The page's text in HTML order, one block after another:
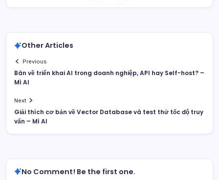
Other Articles
Previous
Bàn về triển khai AI trong doanh nghiệp, API hay Self-host? –
Mì AI
Next
Giải thích cơ bản về Vector Database và test thử tốc độ truy
vấn – Mì AI
No Comment! Be the first one.